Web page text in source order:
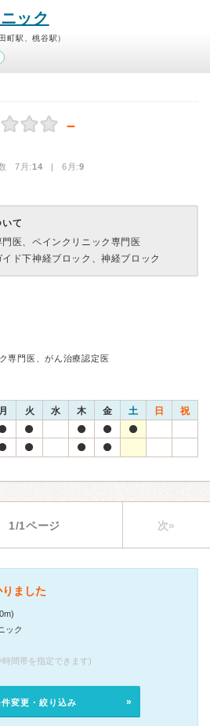
ック
町駅、桃谷駅）
－
7月:14 | 6月:9
て
門医、ペインクリニック専門医
イド下神経ブロック、神経ブロック
専門医、がん治療認定医
月 火 水 木 金 土 日 祝
1/1ページ 次»
ました
ック
時間帯を指定できます)
件変更・絞り込み